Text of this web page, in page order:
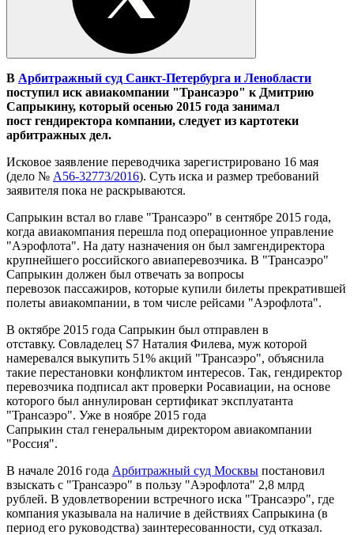
В Арбитражный суд Санкт-Петербурга и Ленобласти
поступил иск авиакомпании "Трансаэро" к Дмитрию
Сапрыкину, который осенью 2015 года занимал
пост гендиректора компании, следует из картотеки
арбитражных дел.
Исковое заявление переводчика зарегистрировано 16 мая
(дело № А56-32773/2016). Суть иска и размер требований
заявителя пока не раскрываются.
Сапрыкин встал во главе "Трансаэро" в сентябре 2015 года,
когда авиакомпания перешла под операционное управление
"Аэрофлота". На дату назначения он был замгендиректора
крупнейшего российского авиаперевозчика. В "Трансаэро"
Сапрыкин должен был отвечать за вопросы
перевозок пассажиров, которые купили билеты прекратившей
полеты авиакомпании, в том числе рейсами "Аэрофлота".
В октябре 2015 года Сапрыкин был отправлен в
отставку. Совладелец S7 Наталия Филева, муж которой
намеревался выкупить 51% акций "Трансаэро", объяснила
такие перестановки конфликтом интересов. Так, гендиректор
перевозчика подписал акт проверки Росавиации, на основе
которого был аннулирован сертификат эксплуатанта
"Трансаэро". Уже в ноябре 2015 года
Сапрыкин стал генеральным директором авиакомпании
"Россия".
В начале 2016 года Арбитражный суд Москвы постановил
взыскать с "Трансаэро" в пользу "Аэрофлота" 2,8 млрд
рублей. В удовлетворении встречного иска "Трансаэро", где
компания указывала на наличие в действиях Сапрыкина (в
период его руководства) заинтересованности, суд отказал.